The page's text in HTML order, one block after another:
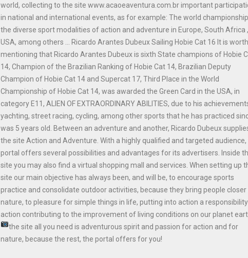
world, collecting to the site www.acaoeaventura.com.br important
in national and international events, as for example: The world
the diverse sport modalities of action and adventure in Europe, South Africa ,
USA, among others ... Ricardo Arantes Dubeux Sailing Hobie Cat 16 It is worth
mentioning that Ricardo Arantes Dubeux is sixth State champions of Hobie
14, Champion of the Brazilian Ranking of Hobie Cat 14, Brazilian Deputy
Champion of Hobie Cat 14 and Supercat 17, Third Place in the World
Championship of Hobie Cat 14, was awarded the Green Card in the USA, in
category E11, ALIEN OF EXTRAORDINARY ABILITIES, due to his
yachting, street racing, cycling, among other sports that he has practiced
was 5 years old. Between an adventure and another, Ricardo Dubeux
the site Action and Adventure. With a highly qualified and targeted audience,
portal offers several possibilities and advantages for its advertisers. Inside
site you may also find a virtual shopping mall and services. When setting up
site our main objective has always been, and will be, to encourage sports
practice and consolidate outdoor activities, because they bring people closer
nature, to pleasure for simple things in life, putting into action a responsibility
action contributing to the improvement of living conditions on our planet
the site all you need is adventurous spirit and passion for action and for
nature, because the rest, the portal offers for you!